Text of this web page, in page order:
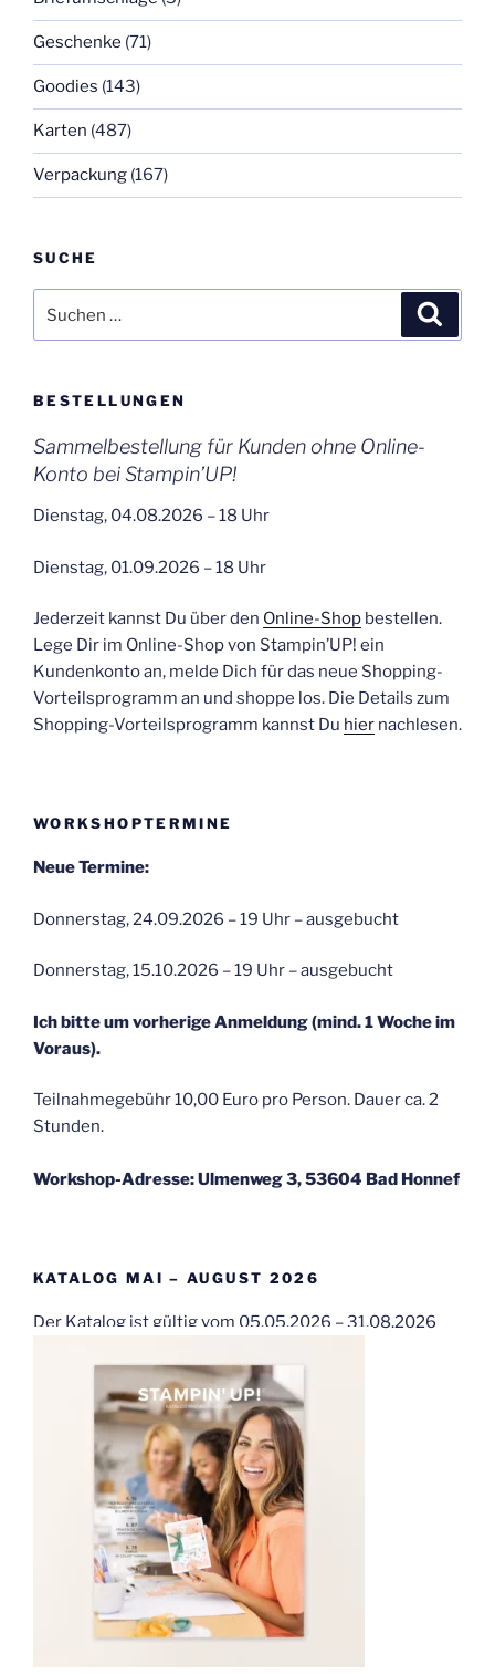
Geschenke (71)
Goodies (143)
Karten (487)
Verpackung (167)
SUCHE
nach:
BESTELLUNGEN
Sammelbestellung für Kunden ohne Online-
Konto bei Stampin’UP!
Dienstag, 04.08.2026 – 18 Uhr
Dienstag, 01.09.2026 – 18 Uhr
Jederzeit kannst Du über den Online-Shop bestellen.
Lege Dir im Online-Shop von Stampin’UP! ein
Kundenkonto an, melde Dich für das neue Shopping-
Vorteilsprogramm an und shoppe los. Die Details zum
Shopping-Vorteilsprogramm kannst Du hier nachlesen.
WORKSHOPTERMINE
Neue Termine:
Donnerstag, 24.09.2026 – 19 Uhr – ausgebucht
Donnerstag, 15.10.2026 – 19 Uhr – ausgebucht
Ich bitte um vorherige Anmeldung (mind. 1 Woche im
Voraus).
Teilnahmegebühr 10,00 Euro pro Person. Dauer ca. 2
Stunden.
Workshop-Adresse: Ulmenweg 3, 53604 Bad Honnef
KATALOG MAI – AUGUST 2026
Der Katalog ist gültig vom 05.05.2026 – 31.08.2026